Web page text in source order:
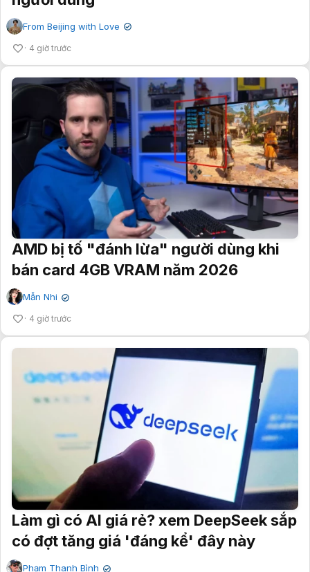
From Beijing with Love ✔
4 giờ trước
AMD bị tố "đánh lừa" người dùng khi
bán card 4GB VRAM năm 2026
Mẫn Nhi ✔
4 giờ trước
Làm gì có AI giá rẻ? xem DeepSeek sắp
có đợt tăng giá 'đáng kể' đây này
Phạm Thanh Bình ✔